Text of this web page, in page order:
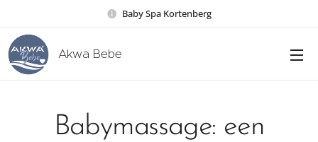
Baby Spa Kortenberg
Akwa Bebe
Babymassage: een